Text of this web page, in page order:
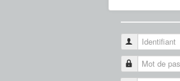
Identifiant
Mot de